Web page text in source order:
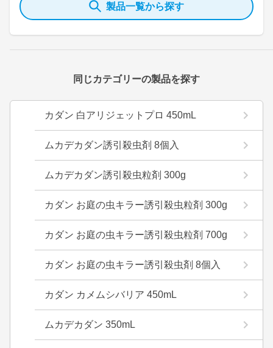
製品一覧から探す
同じカテゴリーの製品を探す
カダン 白アリジェットプロ 450mL
ムカデカダン誘引殺虫剤 8個入
ムカデカダン誘引殺虫粒剤 300g
カダン お庭の虫キラー誘引殺虫粒剤 300g
カダン お庭の虫キラー誘引殺虫粒剤 700g
カダン お庭の虫キラー誘引殺虫剤 8個入
カダン カメムシバリア 450mL
ムカデカダン 350mL